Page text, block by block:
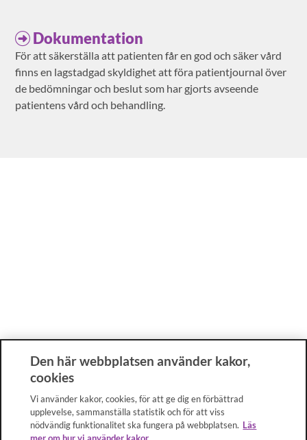
Dokumentation
För att säkerställa att patienten får en god och säker vård
finns en lagstadgad skyldighet att föra patientjournal över
de bedömningar och beslut som har gjorts avseende
patientens vård och behandling.
Den här webbplatsen använder kakor,
cookies
Vi använder kakor, cookies, för att ge dig en förbättrad
upplevelse, sammanställa statistik och för att viss
nödvändig funktionalitet ska fungera på webbplatsen. Läs